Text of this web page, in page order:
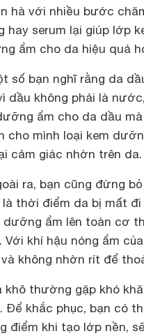
hà với nhiều bước
hay serum lại giúp lớp
ẩm cho da hiệu quả
số bạn nghĩ rằng da
dầu không phải là
ẩm cho da dầu
cho mình loại kem
cảm giác nhờn trên da.
ra, bạn cũng đừng
là thời điểm da bị mất
dưỡng ẩm lên toàn cơ
Với khí hậu nóng ẩm
không nhờn rít để
khô thường gặp khó
Để khắc phục, bạn có
điểm khi tạo lớp nền,